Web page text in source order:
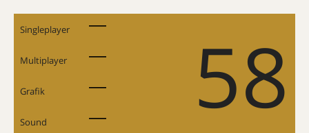
Singleplayer 58
Multiplayer
Grafik
Sound